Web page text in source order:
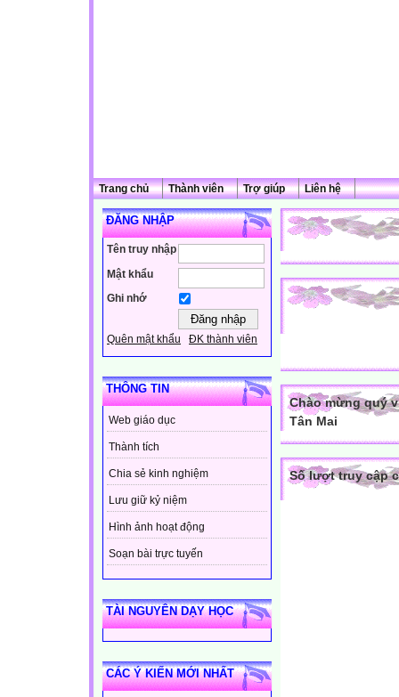
Trang chủ Thành viên Trợ giúp Liên hệ
ĐĂNG NHẬP
Tên truy nhập
Mật khẩu
Ghi nhớ
Quên mật khẩu ĐK thành viên
THÔNG TIN
Web giáo dục
Thành tích
Chia sẻ kinh nghiệm
Lưu giữ kỷ niệm
Hình ảnh hoạt động
Soạn bài trực tuyến
TÀI NGUYÊN DẠY HỌC
CÁC Ý KIẾN MỚI NHẤT
Chào mừng quý
Tân Mai
Số lượt truy cập